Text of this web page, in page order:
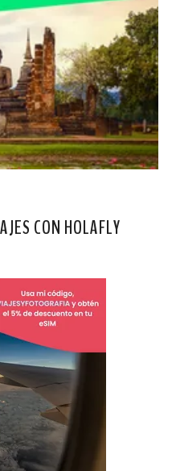
CON HOLAFLY